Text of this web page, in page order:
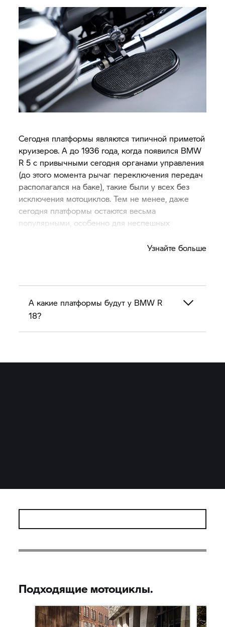
Сегодня платформы являются типичной приметой
круизеров. А до 1936 года, когда появился BMW
R 5 с привычными сегодня органами управления
(до этого момента рычаг переключения передач
располагался на баке), такие были у всех без
исключения мотоциклов. Тем не менее, даже
сегодня платформы остаются весьма
популярными, особенно для неспешных
Узнайте больше
А какие платформы будут у BMW R
18?
Подходящие мотоциклы.